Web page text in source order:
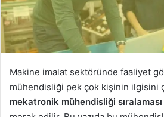
Makine imalat sektöründe faaliyet
mühendisliği pek çok kişinin ilgisini
mekatronik mühendisliği sıralaması